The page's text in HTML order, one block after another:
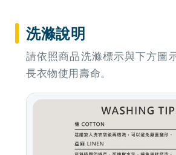
洗滌說明
請依照商品洗滌標示與下方圖
長衣物使用壽命。